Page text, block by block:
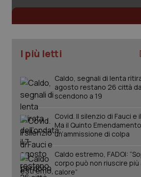
I più letti
Caldo, segnali di lenta
agosto restano 26 città
scendono a 19
Covid. Il silenzio di Fauci e
Ma il Quinto
un’ammissione di colpa
Caldo estremo, FADOI:
corpo può non riuscire
calore”
session-id